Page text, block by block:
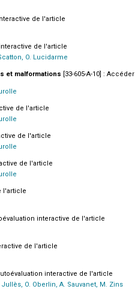
de l'article
de l'article
O. Lucidarme
et malformations [33-605-A-10] : Accéder
de l'article
de l'article
de l'article
l'article
interactive de l'article
de l'article
interactive de l'article
O. Oberlin, A. Sauvanet, M. Zins